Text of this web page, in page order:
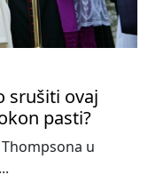
srušiti ovaj
pasti?
u